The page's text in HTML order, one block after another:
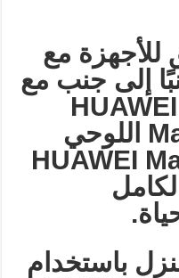
للأجهزة مع
إلى جنب مع
اللوحي
.
باستخدام